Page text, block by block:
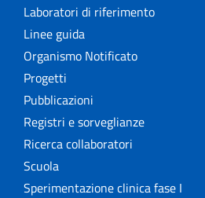
Laboratori di riferimento
Linee guida
Organismo Notificato
Progetti
Pubblicazioni
Registri e sorveglianze
Ricerca collaboratori
Scuola
Sperimentazione clinica fase I